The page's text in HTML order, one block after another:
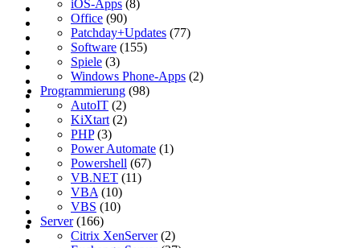
iOS-Apps (8)
Office (90)
Patchday+Updates (77)
Software (155)
Spiele (3)
Windows Phone-Apps (2)
Programmierung (98)
AutoIT (2)
KiXtart (2)
PHP(3)
Power Automate (1)
Powershell (67)
VB.NET (11)
VBA (10)
VBS (10)
Server(166)
Citrix XenServer(2)